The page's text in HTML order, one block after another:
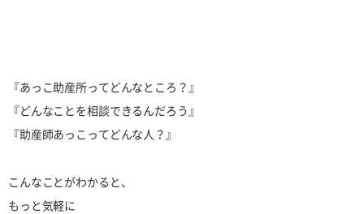
『あっこ助産所ってどんなところ？』
『どんなことを相談できるんだろう』
『助産師あっこってどんな人？』
こんなことがわかると、
もっと気軽に